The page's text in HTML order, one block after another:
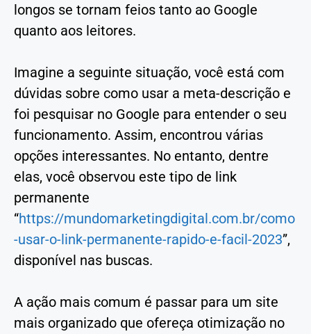
longos se tornam feios tanto ao Google
quanto aos leitores.
Imagine a seguinte situação, você está com
dúvidas sobre como usar a meta-descrição e
foi pesquisar no Google para entender o seu
funcionamento. Assim, encontrou várias
opções interessantes. No entanto, dentre
elas, você observou este tipo de link
permanente
“https://mundomarketingdigital.com.br/como
-usar-o-link-permanente-rapido-e-facil-2023”,
disponível nas buscas.
A ação mais comum é passar para um site
mais organizado que ofereça otimização no